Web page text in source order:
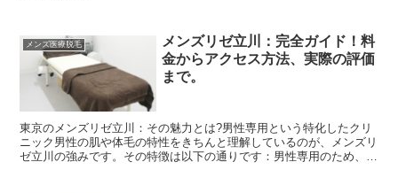
メンズ医療脱毛
メンズリゼ立川：完全ガイド！料
金からアクセス方法、実際の評価
まで。
東京のメンズリゼ立川：その魅力とは?男性専用という特化したクリ
ニック男性の肌や体毛の特性をきちんと理解しているのが、メンズリ
ゼ立川の強みです。その特徴は以下の通りです：男性専用のため、独